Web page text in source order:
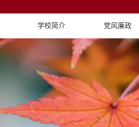
学校简介 党风廉政